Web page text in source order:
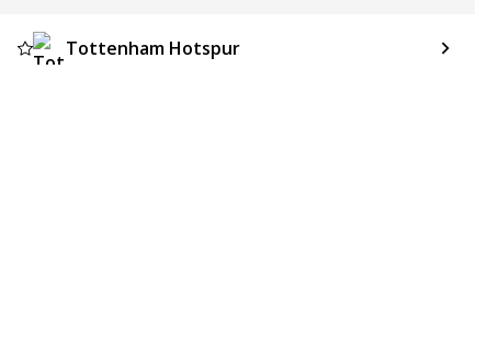
Tottenham Hotspur